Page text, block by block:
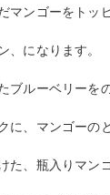
マンゴーをトッ
、になります。
ブルーベリーを
に、マンゴーの
た、瓶入りマン